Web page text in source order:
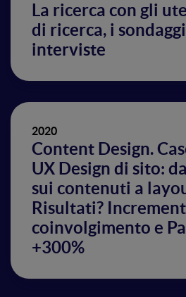
La ricerca con gli
di ricerca, i
interviste
2020
Content Design.
UX Design di sito:
sui contenuti a
Risultati?
coinvolgimento e
+300%